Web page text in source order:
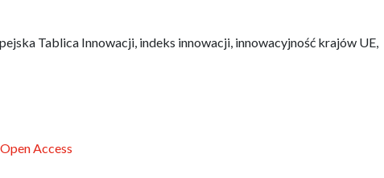
Tablica Innowacji, indeks innowacji, innowacyjność krajów UE,
Open Access